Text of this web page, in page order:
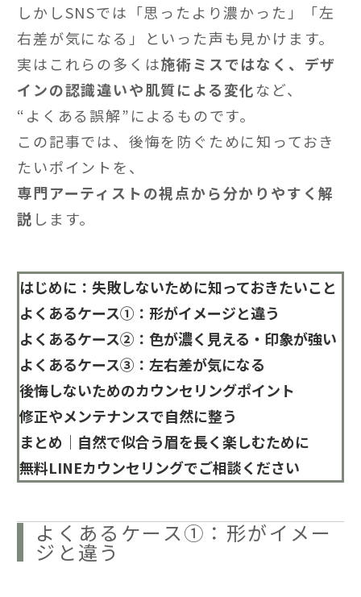
しかしSNSでは「思ったより濃かった」「左
右差が気になる」といった声も見かけます。
実はこれらの多くは施術ミスではなく、デザ
インの認識違いや肌質による変化など、
“よくある誤解”によるものです。
この記事では、後悔を防ぐために知っておき
たいポイントを、
専門アーティストの視点から分かりやすく解
説 します。
はじめに：失敗しないために知っておきたいこと
よくあるケース①：形がイメージと違う
よくあるケース②：色が濃く見える・印象が強い
よくあるケース③：左右差が気になる
後悔しないためのカウンセリングポイント
修正やメンテナンスで自然に整う
まとめ｜自然で似合う眉を長く楽しむために
無料LINEカウンセリングでご相談ください
よくあるケース①：形がイメー
ジと違う